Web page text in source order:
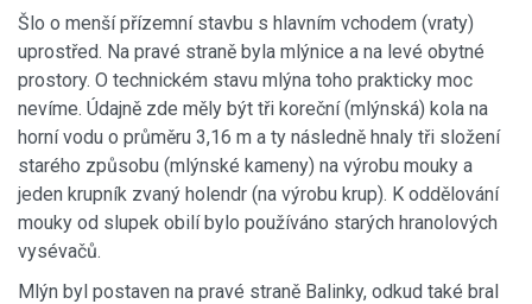
Šlo o menší přízemní stavbu s hlavním vchodem (vraty)
uprostřed. Na pravé straně byla mlýnice a na levé obytné
prostory. O technickém stavu mlýna toho prakticky moc
nevíme. Údajně zde měly být tři koreční (mlýnská) kola na
horní vodu o průměru 3,16 m a ty následně hnaly tři složení
starého způsobu (mlýnské kameny) na výrobu mouky a
jeden krupník zvaný holendr (na výrobu krup). K oddělování
mouky od slupek obilí bylo používáno starých hranolových
vysévačů.
Mlýn byl postaven na pravé straně Balinky, odkud také bral